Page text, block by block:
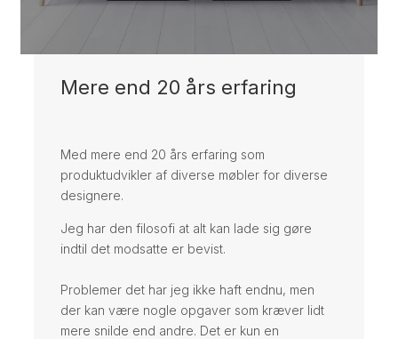
Mere end 20 års erfaring
Med mere end 20 års erfaring som
produktudvikler af diverse møbler for diverse
designere.
Jeg har den filosofi at alt kan lade sig gøre
indtil det modsatte er bevist.
Problemer det har jeg ikke haft endnu, men
der kan være nogle opgaver som kræver lidt
mere snilde end andre. Det er kun en